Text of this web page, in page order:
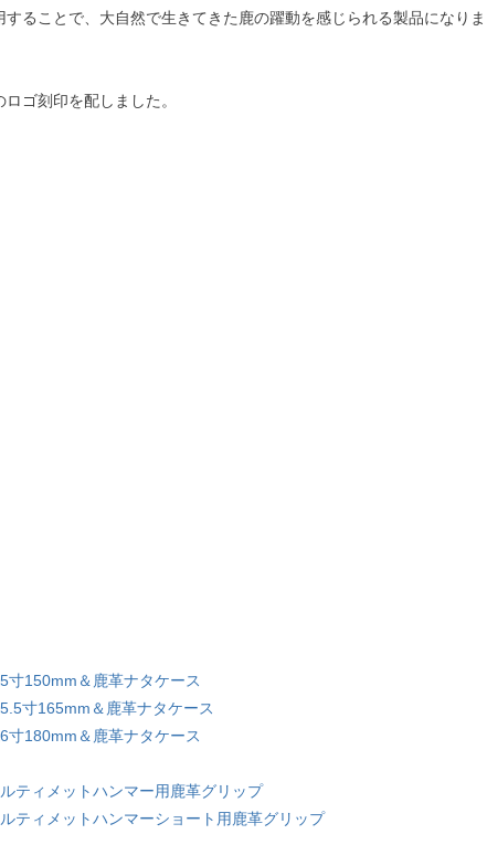
ることで、大自然で生きてきた鹿の躍動を感じられる製品になりま
ゴ刻印を配しました。
150mm＆鹿革ナタケース
寸165mm＆鹿革ナタケース
180mm＆鹿革ナタケース
ティメットハンマー用鹿革グリップ
ティメットハンマーショート用鹿革グリップ